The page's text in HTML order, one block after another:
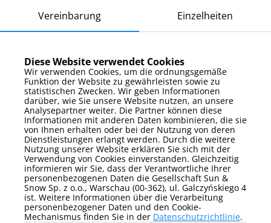
Fernseher
Internet
Kabelfernsehen/Sat-TV
Parkplatz
Außenstellplatz
Zeig mehr
Zusatzausstattung
Bügeleisen
Bettwäsche und
Handtücher
Gartenmöbel
Zeig mehr
Vereinbarung Einzelheiten
Diese Website verwendet Cookies
Wir verwenden Cookies, um die ordnungsgemäße
Funktion der Website zu gewährleisten sowie zu
statistischen Zwecken. Wir geben Informationen
darüber, wie Sie unsere Website nutzen, an unsere
Analysepartner weiter. Die Partner können diese
Informationen mit anderen Daten kombinieren, die sie
von Ihnen erhalten oder bei der Nutzung von deren
Dienstleistungen erlangt werden. Durch die weitere
Nutzung unserer Website erklären Sie sich mit der
Verwendung von Cookies einverstanden. Gleichzeitig
informieren wir Sie, dass der Verantwortliche Ihrer
personenbezogenen Daten die Gesellschaft Sun &
Snow Sp. z o.o., Warschau (00-362), ul. Galczyńskiego 4
ist. Weitere Informationen über die Verarbeitung
personenbezogener Daten und den Cookie-
Mechanismus finden Sie in der Datenschutzrichtlinie.